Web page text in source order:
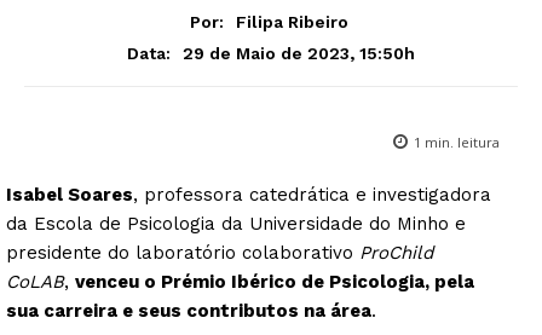
Por:
Filipa Ribeiro
Data:
29 de Maio de 2023, 15:50h
1 min. leitura
Isabel Soares, professora catedrática e investigadora
da Escola de Psicologia da Universidade do Minho e
presidente do laboratório colaborativo ProChild
CoLAB, venceu o Prémio Ibérico de Psicologia, pela
sua carreira e seus contributos na área.